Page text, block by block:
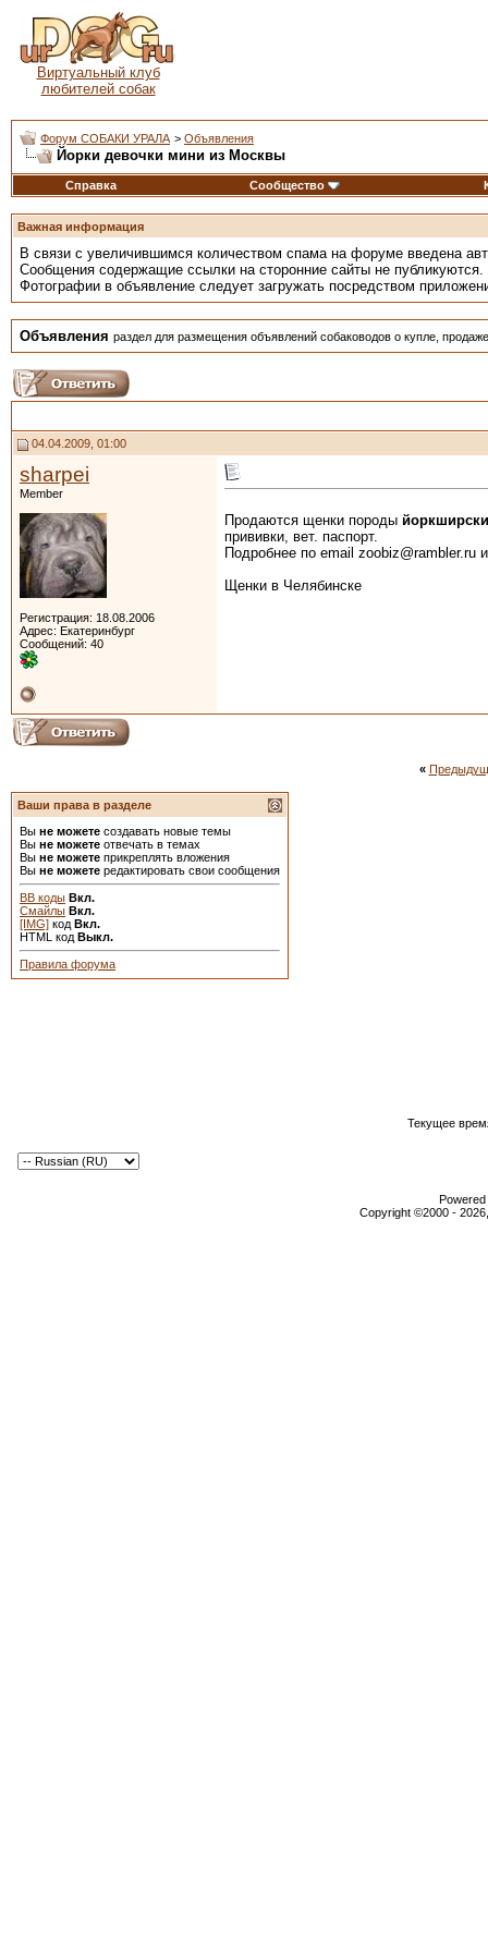
Виртуальный клуб
любителей собак
Форум СОБАКИ УРАЛА > Объявления
Йорки девочки мини из Москвы
Справка Сообщество
Важная информация
В связи с увеличившимся количеством спама на форуме введена
Сообщения содержащие ссылки на сторонние сайты не публикуются.
Фотографии в объявление следует загружать посредством
Объявления раздел для размещения объявлений собаководов о купле,
04.04.2009, 01:00
sharpei
Member
Регистрация: 18.08.2006
Адрес: Екатеринбург
Сообщений: 40
Продаются щенки породы
прививки, вет. паспорт.
Подробнее по email zoobiz@rambler.ru
Щенки в Челябинске
«
Ваши права в разделе
Вы не можете создавать новые темы
Вы не можете отвечать в темах
Вы не можете прикреплять вложения
Вы не можете редактировать свои сообщения
BB коды Вкл.
Смайлы Вкл.
[IMG] код Вкл.
HTML код Выкл.
Правила форума
Текущее
Copyright ©2000 -